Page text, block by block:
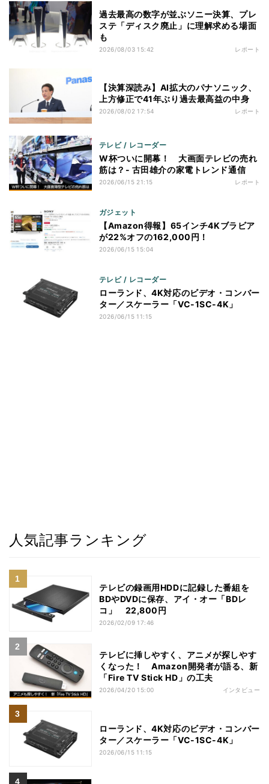
過去最高の数字が並ぶソニー決算、プレ
ステ「ディスク廃止」に理解求める場面
も
2026/08/03 15:42 レポート
【決算深読み】AI拡大のパナソニック、
上方修正で41年ぶり過去最高益の中身
2026/08/02 17:54 レポート
テレビ / レコーダー
W杯ついに開幕！ 大画面テレビの売れ
筋は？- 古田雄介の家電トレンド通信
2026/06/15 21:15 レポート
ガジェット
【Amazon得報】65インチ4Kブラビア
が22%オフの162,000円！
2026/06/15 15:04
テレビ / レコーダー
ローランド、4K対応のビデオ・コンバー
ター／スケーラー「VC-1SC-4K」
2026/06/15 11:15
人気記事ランキング
テレビの録画用HDDに記録した番組を
BDやDVDに保存、アイ・オー「BDレ
コ」 22,800円
2026/02/09 17:46
テレビに挿しやすく、アニメが探しやす
くなった！ Amazon開発者が語る、新
「Fire TV Stick HD」の工夫
2026/04/20 15:00 インタビュー
ローランド、4K対応のビデオ・コンバー
ター／スケーラー「VC-1SC-4K」
2026/06/15 11:15